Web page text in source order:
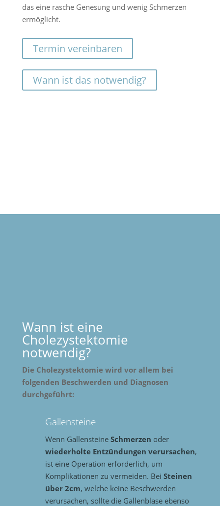
das eine rasche Genesung und wenig Schmerzen
ermöglicht.
Termin vereinbaren
Wann ist das notwendig?
Wann ist eine
Cholezystektomie
notwendig?
Die Cholezystektomie wird vor allem bei
folgenden Beschwerden und Diagnosen
durchgeführt:
Gallensteine
Wenn Gallensteine Schmerzen oder
wiederholte Entzündungen verursachen,
ist eine Operation erforderlich, um
Komplikationen zu vermeiden. Bei Steinen
über 2cm, welche keine Beschwerden
verursachen, sollte die Gallenblase ebenso